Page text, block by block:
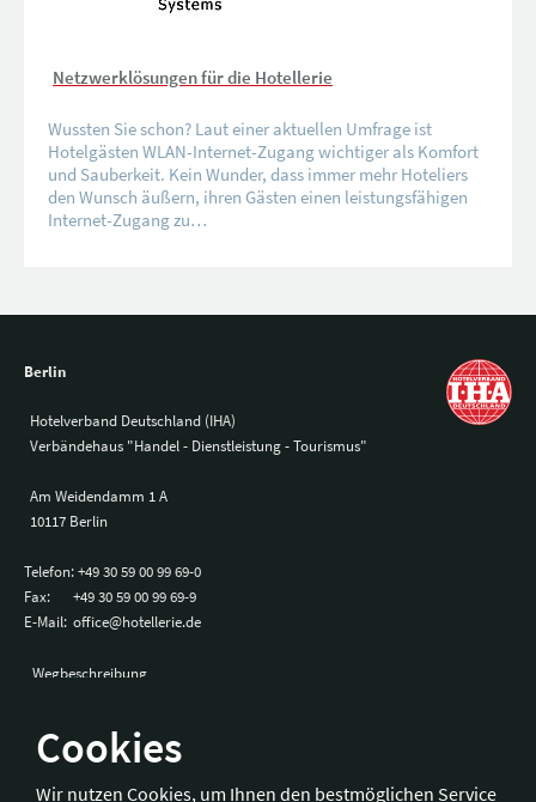
Cookies
Wir nutzen Cookies, um Ihnen den bestmöglichen Service
Netzwerklösungen für die Hotellerie
Wussten Sie schon? Laut einer aktuellen Umfrage ist
Hotelgästen WLAN-Internet-Zugang wichtiger als Komfort
und Sauberkeit. Kein Wunder, dass immer mehr Hoteliers
den Wunsch äußern, ihren Gästen einen leistungsfähigen
Internet-Zugang zu…
Berlin
Hotelverband Deutschland (IHA)
Verbändehaus "Handel - Dienstleistung - Tourismus"
Am Weidendamm 1 A
10117 Berlin
Telefon:+49 30 59 00 99 69-0
Fax:
+49 30 59 00 99 69-9
E-Mail: office@hotellerie.de
Wegbeschreibung